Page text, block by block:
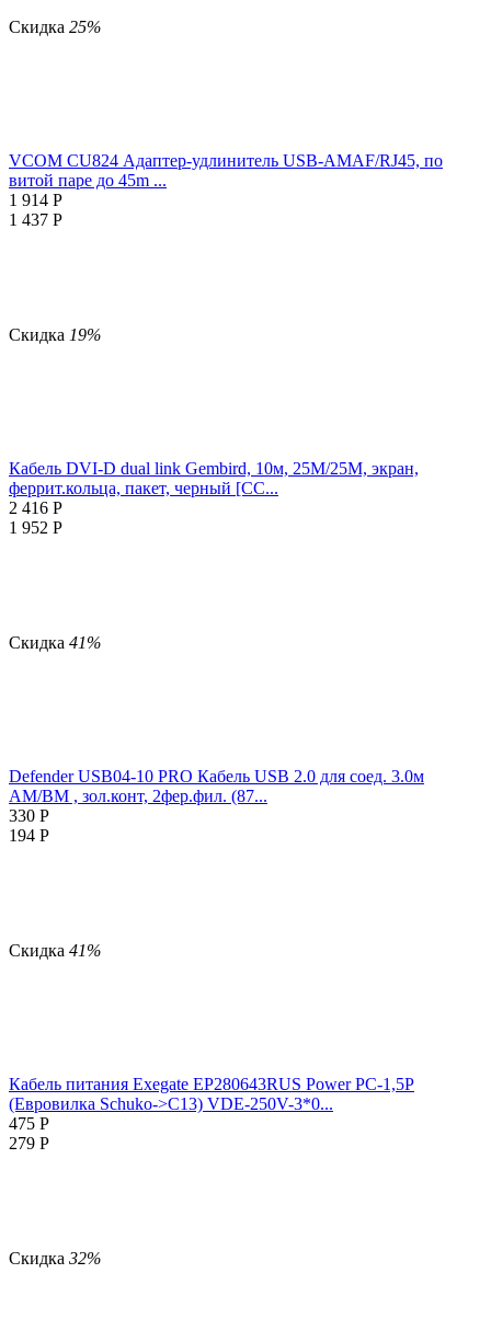
Скидка 25%
VCOM CU824 Адаптер-удлинитель USB-AMAF/RJ45, по
витой паре до 45m ...
1 914 Р
1 437 Р
Скидка 19%
Кабель DVI-D dual link Gembird, 10м, 25M/25M, экран,
феррит.кольца, пакет, черный [CC...
2 416 Р
1 952 Р
Скидка 41%
Defender USB04-10 PRO Кабель USB 2.0 для соед. 3.0м
AM/BM , зол.конт, 2фер.фил. (87...
330 Р
194 Р
Скидка 41%
Кабель питания Exegate EP280643RUS Power PC-1,5P
(Евровилка Schuko->С13) VDE-250V-3*0...
475 Р
279 Р
Скидка 32%